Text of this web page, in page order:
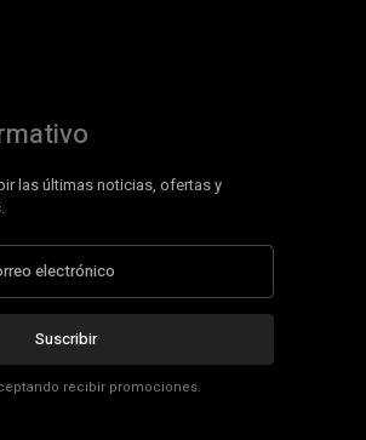
las últimas noticias, ofertas y
Suscribir
recibir promociones.